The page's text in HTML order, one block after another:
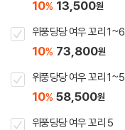
10% 13,500원
위풍당당 여우 꼬리
10% 73,800원
위풍당당 여우 꼬리
10% 58,500원
위풍당당 여우 꼬리 5